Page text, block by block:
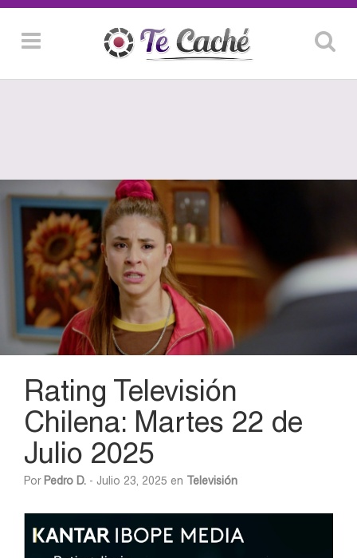
Rating Televisión
Chilena: Martes 22 de
Julio 2025
Por Pedro D. - Julio 23, 2025 en Televisión